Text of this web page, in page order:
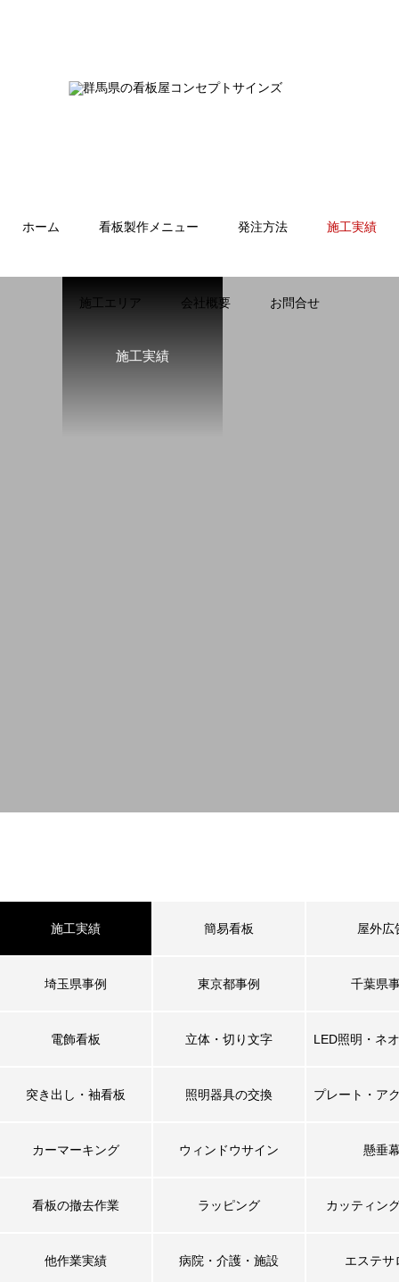
ホーム 看板製作メニュー 発注方法 施工実績
施工エリア 会社概要 お問合せ
施工実績
施工実績 簡易看板 屋外広
埼玉県事例 東京都事例 千葉県
電飾看板 立体・切り文字 LED照明・ネ
突き出し・袖看板 照明器具の交換 プレート・ア
カーマーキング ウィンドウサイン 懸垂
看板の撤去作業 ラッピング カッティン
他作業実績 病院・介護・施設 エステサ